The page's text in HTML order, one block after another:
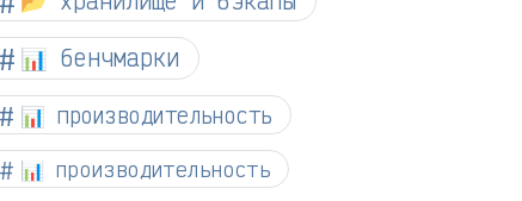
📊 бенчмарки
📊 производительность
📊 производительность